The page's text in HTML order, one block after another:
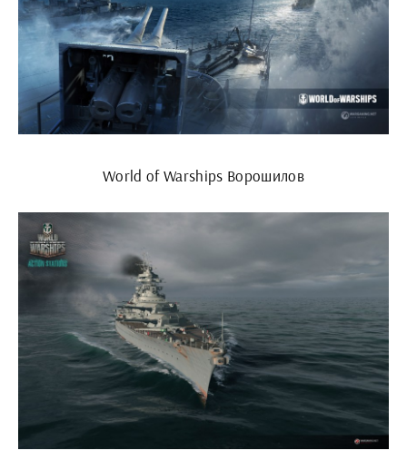
World of Warships Ворошилов